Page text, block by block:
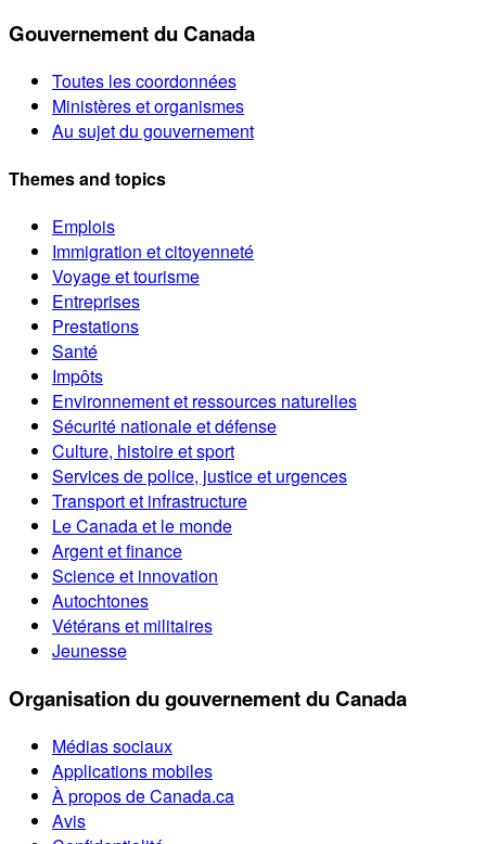
Gouvernement du Canada
Toutes les coordonnées
Ministères et organismes
Au sujet du gouvernement
Themes and topics
Emplois
Immigration et citoyenneté
Voyage et tourisme
Entreprises
Prestations
Santé
Impôts
Environnement et ressources naturelles
Sécurité nationale et défense
Culture, histoire et sport
Services de police, justice et urgences
Transport et infrastructure
Le Canada et le monde
Argent et finance
Science et innovation
Autochtones
Vétérans et militaires
Jeunesse
Organisation du gouvernement du Canada
Médias sociaux
Applications mobiles
À propos de Canada.ca
Avis